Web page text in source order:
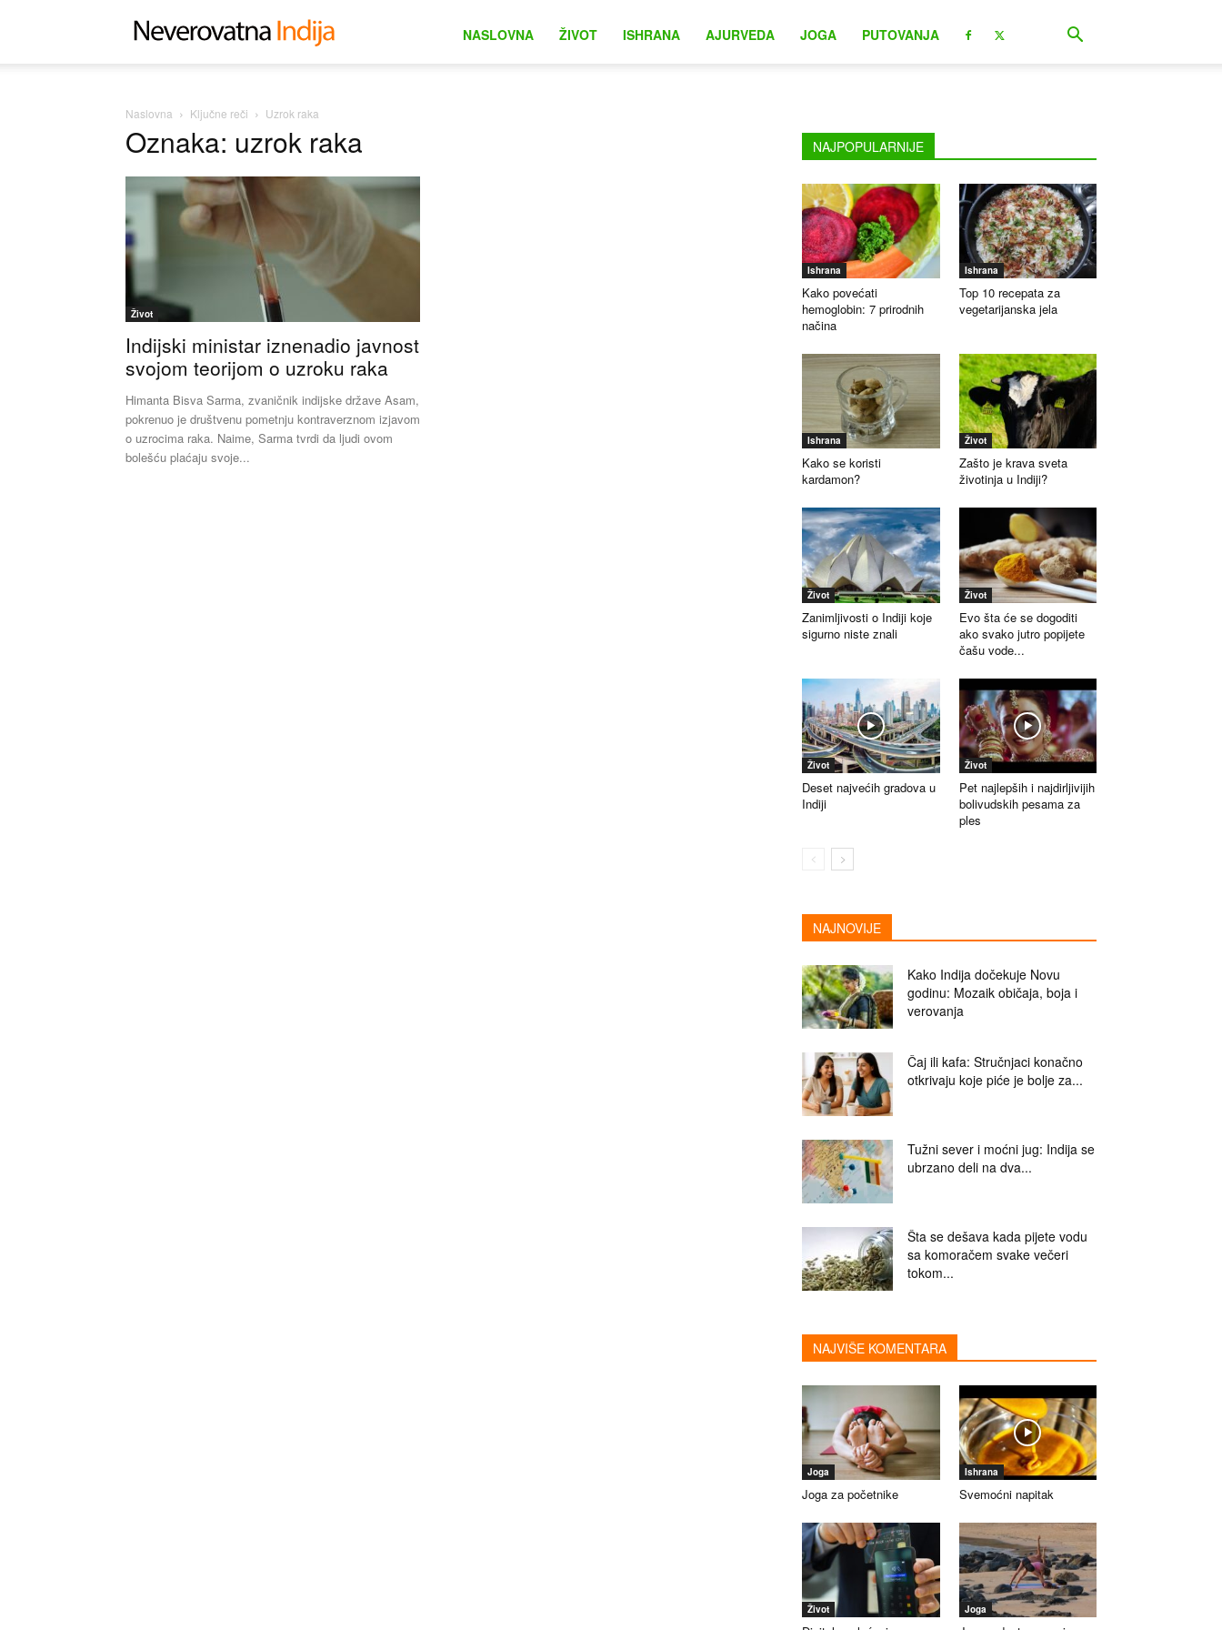
NASLOVNA ŽIVOT ISHRANA AJURVEDA JOGA PUTOVANJA
Naslovna Ključne reči Uzrok raka
Oznaka: uzrok raka
Život
Indijski ministar iznenadio javnost
svojom teorijom o uzroku raka
Himanta Bisva Sarma, zvaničnik indijske države Asam,
pokrenuo je društvenu pometnju kontraverznom izjavom
o uzrocima raka. Naime, Sarma tvrdi da ljudi ovom
bolešću plaćaju svoje...
NAJPOPULARNIJE
Ishrana
Kako povećati
hemoglobin: 7 prirodnih
načina
Ishrana
Top 10 recepata za
vegetarijanska jela
Ishrana
Kako se koristi
kardamon?
Život
Zašto je krava sveta
životinja u Indiji?
Život
Zanimljivosti o Indiji koje
sigurno niste znali
Život
Evo šta će se dogoditi
ako svako jutro popijete
čašu vode...
Život
Deset najvećih gradova u
Indiji
Život
Pet najlepših i najdirljivijih
bolivudskih pesama za
ples
NAJNOVIJE
Kako Indija dočekuje Novu
godinu: Mozaik običaja, boja i
verovanja
Čaj ili kafa: Stručnjaci konačno
otkrivaju koje piće je bolje za...
Tužni sever i moćni jug: Indija se
ubrzano deli na dva...
Šta se dešava kada pijete vodu
sa komoračem svake večeri
tokom...
NAJVIŠE KOMENTARA
Joga
Joga za početnike
Ishrana
Svemoćni napitak
Život Joga